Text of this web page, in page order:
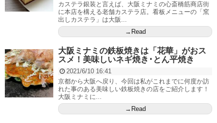
カステラ銀装と言えば、大阪ミナミの心斎橋筋商店街
に本店を構える老舗カステラ店。看板メニューの「窯
出しカステラ」は大阪...
→Read
大阪ミナミの鉄板焼きは「花華」がおス
スメ！美味しいネギ焼き･とん平焼き
2021/6/10 16:41
京都から大阪へ戻り、今回は私がこれまでに何度か訪
れた事のある美味しい鉄板焼きの店をご紹介します！
大阪ミナミに...
→Read